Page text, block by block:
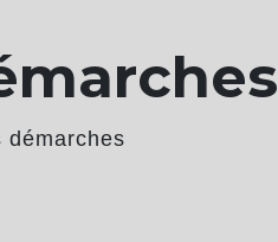
démarches